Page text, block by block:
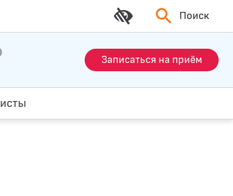
Поиск
Записаться на приём